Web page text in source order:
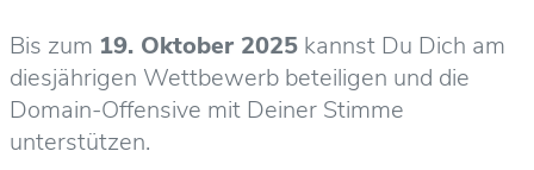
Bis zum 19. Oktober 2025 kannst Du Dich am
diesjährigen Wettbewerb beteiligen und die
Domain-Offensive mit Deiner Stimme
unterstützen.